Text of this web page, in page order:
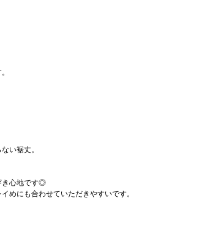
い裾丈。
き心地です◎
めにも合わせていただきやすいです。